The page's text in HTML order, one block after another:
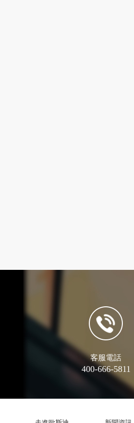
客服電話
400-666-5811